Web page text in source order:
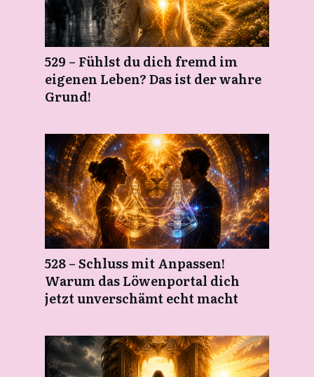
529 – Fühlst du dich fremd im
eigenen Leben? Das ist der wahre
Grund!
528 – Schluss mit Anpassen!
Warum das Löwenportal dich
jetzt unverschämt echt macht